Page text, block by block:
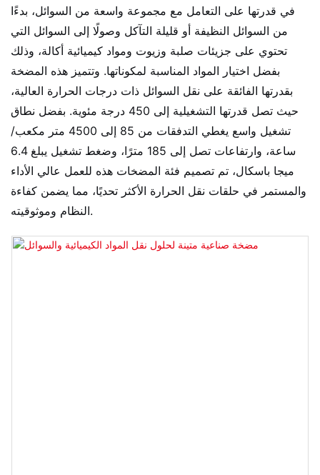
في قدرتها على التعامل مع مجموعة واسعة من السوائل، بدءًا
من السوائل النظيفة أو قليلة التآكل وصولًا إلى السوائل التي
تحتوي على جزيئات صلبة وزيوت ومواد كيميائية أكالة، وذلك
بفضل اختيار المواد المناسبة لمكوناتها. وتتميز هذه المضخة
بقدرتها الفائقة على نقل السوائل ذات درجات الحرارة العالية،
حيث تصل قدرتها التشغيلية إلى 450 درجة مئوية. بفضل نطاق
تشغيل واسع يغطي التدفقات من 85 إلى 4500 متر مكعب/
ساعة، وارتفاعات تصل إلى 185 مترًا، وضغط تشغيل يبلغ 6.4
ميجا باسكال، تم تصميم فئة المضخات هذه للعمل عالي الأداء
والمستمر في حلقات نقل الحرارة الأكثر تحديًا، مما يضمن كفاءة
النظام وموثوقيته.